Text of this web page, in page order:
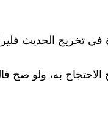
به، ولو صح